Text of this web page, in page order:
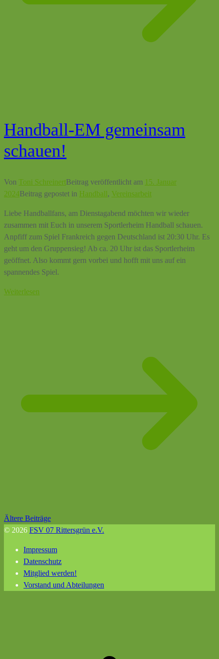
Handball-EM gemeinsam
schauen!
Von Toni SchreinertBeitrag veröffentlicht am 15. Januar
2024Beitrag gepostet in Handball, Vereinsarbeit
Liebe Handballfans, am Dienstagabend möchten wir wieder
zusammen mit Euch in unserem Sportlerheim Handball schauen.
Anpfiff zum Spiel Frankreich gegen Deutschland ist 20:30 Uhr. Es
geht um den Gruppensieg! Ab ca. 20 Uhr ist das Sportlerheim
geöffnet. Also kommt gern vorbei und hofft mit uns auf ein
spannendes Spiel.
Weiterlesen
Beitragsnavigation
Ältere Beiträge
© 2026 FSV 07 Rittersgrün e.V.
Impressum
Datenschutz
Mitglied werden!
Vorstand und Abteilungen